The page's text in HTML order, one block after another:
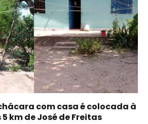
com casa é colocada à
km de José de Freitas